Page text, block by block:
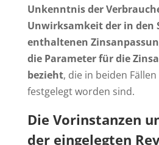
Unkenntnis der
Unwirksamkeit der in den
enthaltenen
die Parameter für die
bezieht, die in beiden
festgelegt worden sind.
Die Vorinstanzen
der eingelegten